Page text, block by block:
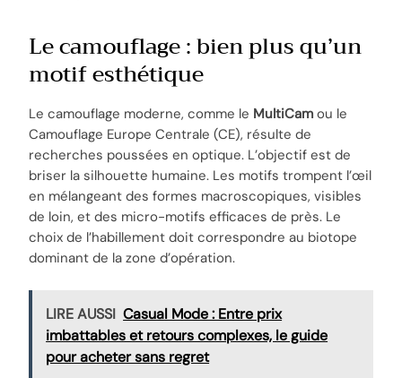
Le camouflage : bien plus qu’un
motif esthétique
Le camouflage moderne, comme le MultiCam ou le
Camouflage Europe Centrale (CE), résulte de
recherches poussées en optique. L’objectif est de
briser la silhouette humaine. Les motifs trompent l’œil
en mélangeant des formes macroscopiques, visibles
de loin, et des micro-motifs efficaces de près. Le
choix de l’habillement doit correspondre au biotope
dominant de la zone d’opération.
LIRE AUSSI Casual Mode : Entre prix
imbattables et retours complexes, le guide
pour acheter sans regret